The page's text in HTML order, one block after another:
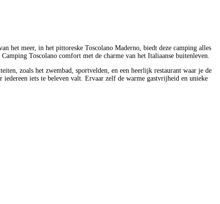
het meer, in het pittoreske Toscolano Maderno, biedt deze camping alles
Toscolano comfort met de charme van het Italiaanse buitenleven.
zoals het zwembad, sportvelden, en een heerlijk restaurant waar je de
iets te beleven valt. Ervaar zelf de warme gastvrijheid en unieke